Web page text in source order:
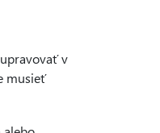
v
musieť